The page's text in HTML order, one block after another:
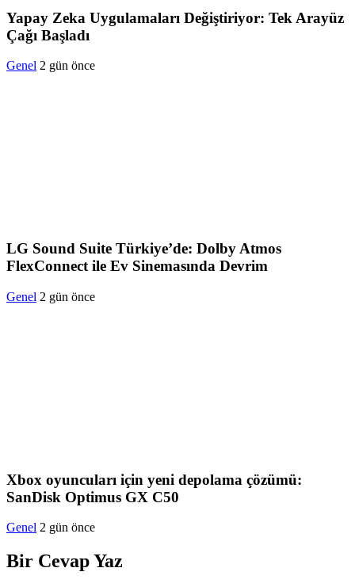
Yapay Zeka Uygulamaları Değiştiriyor: Tek Arayüz
Çağı Başladı
Genel 2 gün önce
LG Sound Suite Türkiye’de: Dolby Atmos
FlexConnect ile Ev Sinemasında Devrim
Genel 2 gün önce
Xbox oyuncuları için yeni depolama çözümü:
SanDisk Optimus GX C50
Genel 2 gün önce
Bir Cevap Yaz